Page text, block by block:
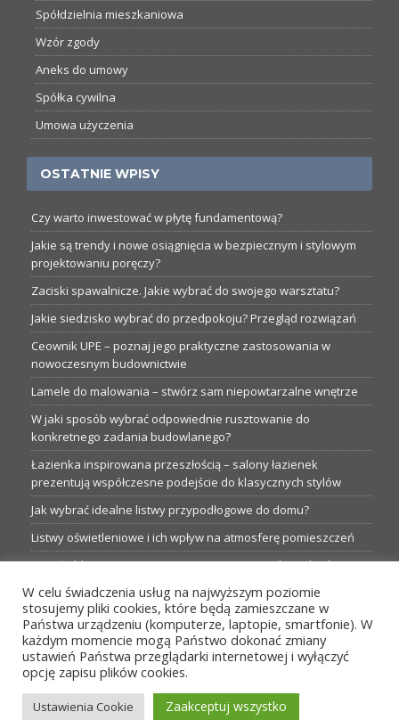
Spółdzielnia mieszkaniowa
Wzór zgody
Aneks do umowy
Spółka cywilna
Umowa użyczenia
OSTATNIE WPISY
Czy warto inwestować w płytę fundamentową?
Jakie są trendy i nowe osiągnięcia w bezpiecznym i stylowym
projektowaniu poręczy?
Zaciski spawalnicze. Jakie wybrać do swojego warsztatu?
Jakie siedzisko wybrać do przedpokoju? Przegląd rozwiązań
Ceownik UPE – poznaj jego praktyczne zastosowania w
nowoczesnym budownictwie
Lamele do malowania – stwórz sam niepowtarzalne wnętrze
W jaki sposób wybrać odpowiednie rusztowanie do
konkretnego zadania budowlanego?
Łazienka inspirowana przeszłością – salony łazienek
prezentują współczesne podejście do klasycznych stylów
Jak wybrać idealne listwy przypodłogowe do domu?
Listwy oświetleniowe i ich wpływ na atmosferę pomieszczeń
Garaże blaszane: Nieocenione magazyny podczas budowy
Profesjonalne hurtownie dla każdego budowlańca i instalatora
Proste metamorfozy aranżacji w łazience: 5 praktycznych
pomysłów
W celu świadczenia usług na najwyższym poziomie
stosujemy pliki cookies, które będą zamieszczane w
Państwa urządzeniu (komputerze, laptopie, smartfonie). W
każdym momencie mogą Państwo dokonać zmiany
ustawień Państwa przeglądarki internetowej i wyłączyć
opcję zapisu plików cookies.
Ustawienia Cookie Zaakceptuj wszystko